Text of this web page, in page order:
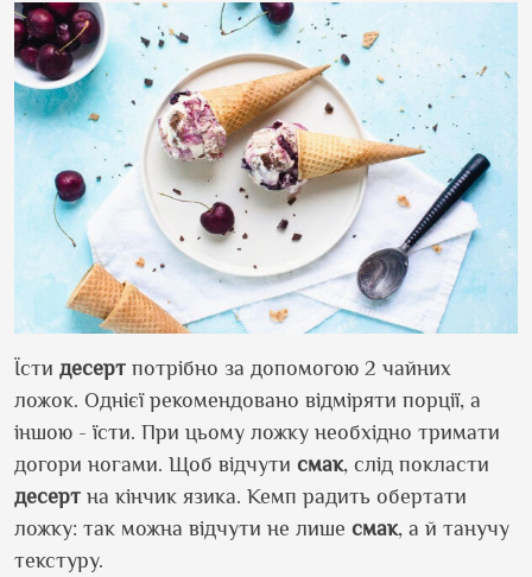
Їсти десерт потрібно за допомогою 2 чайних
ложок. Однієї рекомендовано відміряти порції, а
іншою - їсти. При цьому ложку необхідно тримати
догори ногами. Щоб відчути смак, слід покласти
десерт на кінчик язика. Кемп радить обертати
ложку: так можна відчути не лише смак, а й танучу
текстуру.